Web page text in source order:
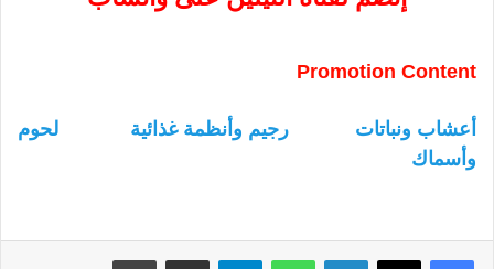
Promotion Content
أعشاب ونباتات رجيم وأنظمة غذائية
لحوم
وأسماك
لينكدإن واتساب